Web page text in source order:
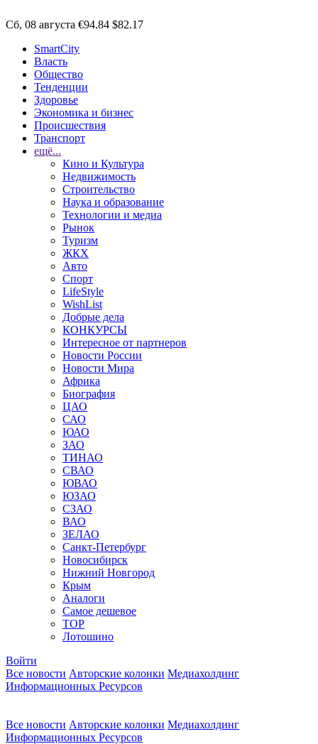
Сб, 08 августа €94.84 $82.17
SmartCity
Власть
Общество
Тенденции
Здоровье
Экономика и бизнес
Происшествия
Транспорт
ещё...
Кино и Культура
Недвижимость
Строительство
Наука и образование
Технологии и медиа
Рынок
Туризм
ЖКХ
Авто
Спорт
LifeStyle
WishList
Добрые дела
КОНКУРСЫ
Интересное от партнеров
Новости России
Новости Мира
Африка
Биография
ЦАО
САО
ЮАО
ЗАО
ТИНАО
СВАО
ЮВАО
ЮЗАО
СЗАО
ВАО
ЗЕЛАО
Санкт-Петербург
Новосибирск
Нижний Новгород
Крым
Аналоги
Самое дешевое
TOP
Лотошино
Войти
Все новости Авторские колонки Медиахолдинг
Информационных Ресурсов
Все новости Авторские колонки Медиахолдинг
Информационных Ресурсов